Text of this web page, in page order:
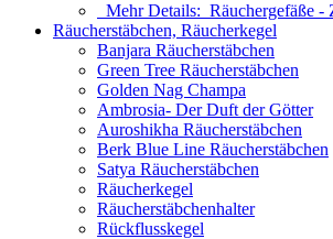
Mehr Details: Räuchergefäße -
Räucherstäbchen, Räucherkegel
Banjara Räucherstäbchen
Green Tree Räucherstäbchen
Golden Nag Champa
Ambrosia- Der Duft der Götter
Auroshikha Räucherstäbchen
Berk Blue Line Räucherstäbchen
Satya Räucherstäbchen
Räucherkegel
Räucherstäbchenhalter
Rückflusskegel